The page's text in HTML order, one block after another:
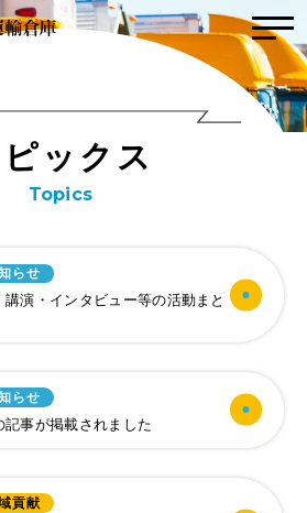
トピックス
こんな会社
数字で見るまるだ
事業内容
業務委託事業
会社案内
ピ ッ ク ス
Topics
らせ
演・インタビュー等の活動まと
らせ
事が掲載されました
貢献